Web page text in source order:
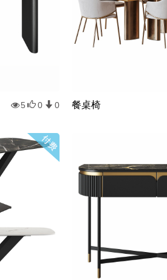
5 0 0 餐桌椅